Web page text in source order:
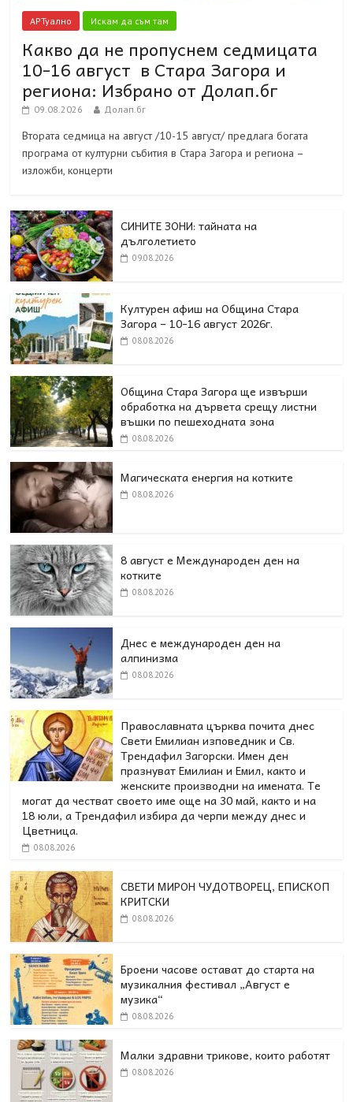
АРТуално Искам да съм там
Какво да не пропуснем седмицата
10-16 август в Стара Загора и
региона: Избрано от Долап.бг
09.08.2026 Долап.бг
Втората седмица на август /10-15 август/ предлага богата
програма от културни събития в Стара Загора и региона –
изложби, концерти
СИНИТЕ ЗОНИ: тайната на
дълголетието
09.08.2026
Културен афиш на Община Стара
Загора – 10-16 август 2026г.
08.08.2026
Община Стара Загора ще извърши
обработка на дървета срещу листни
въшки по пешеходната зона
08.08.2026
Магическата енергия на котките
08.08.2026
8 август е Международен ден на
котките
08.08.2026
Днес е международен ден на
алпинизма
08.08.2026
Православната църква почита днес
Свети Емилиан изповедник и Св.
Трендафил Загорски. Имен ден
празнуват Емилиан и Емил, както и
женските производни на имената. Те
могат да честват своето име още на 30 май, както и на
18 юли, а Трендафил избира да черпи между днес и
Цветница.
08.08.2026
СВЕТИ МИРОН ЧУДОТВОРЕЦ, ЕПИСКОП
КРИТСКИ
08.08.2026
Броени часове остават до старта на
музикалния фестивал „Август е
музика“
08.08.2026
Малки здравни трикове, които работят
08.08.2026